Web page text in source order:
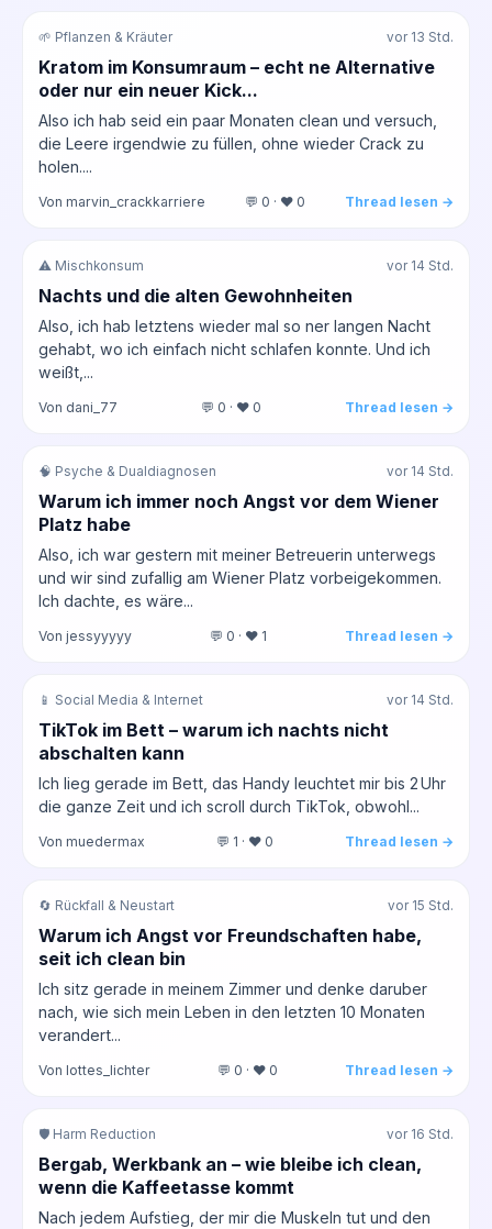
🌱 Pflanzen & Kräuter vor 13 Std.
Kratom im Konsumraum – echt ne Alternative
oder nur ein neuer Kick...
Also ich hab seid ein paar Monaten clean und versuch,
die Leere irgendwie zu füllen, ohne wieder Crack zu
holen....
Von marvin_crackkarriere 💬 0 · ❤️ 0 Thread lesen →
⚠️ Mischkonsum vor 14 Std.
Nachts und die alten Gewohnheiten
Also, ich hab letztens wieder mal so ner langen Nacht
gehabt, wo ich einfach nicht schlafen konnte. Und ich
weißt,...
Von dani_77 💬 0 · ❤️ 0 Thread lesen →
🧠 Psyche & Dualdiagnosen vor 14 Std.
Warum ich immer noch Angst vor dem Wiener
Platz habe
Also, ich war gestern mit meiner Betreuerin unterwegs
und wir sind zufallig am Wiener Platz vorbeigekommen.
Ich dachte, es wäre...
Von jessyyyyy 💬 0 · ❤️ 1 Thread lesen →
📱 Social Media & Internet vor 14 Std.
TikTok im Bett – warum ich nachts nicht
abschalten kann
Ich lieg gerade im Bett, das Handy leuchtet mir bis 2 Uhr
die ganze Zeit und ich scroll durch TikTok, obwohl...
Von muedermax 💬 1 · ❤️ 0 Thread lesen →
🔄 Rückfall & Neustart vor 15 Std.
Warum ich Angst vor Freundschaften habe,
seit ich clean bin
Ich sitz gerade in meinem Zimmer und denke daruber
nach, wie sich mein Leben in den letzten 10 Monaten
verandert...
Von lottes_lichter 💬 0 · ❤️ 0 Thread lesen →
🛡️ Harm Reduction vor 16 Std.
Bergab, Werkbank an – wie bleibe ich clean,
wenn die Kaffeetasse kommt
Nach jedem Aufstieg, der mir die Muskeln tut und den